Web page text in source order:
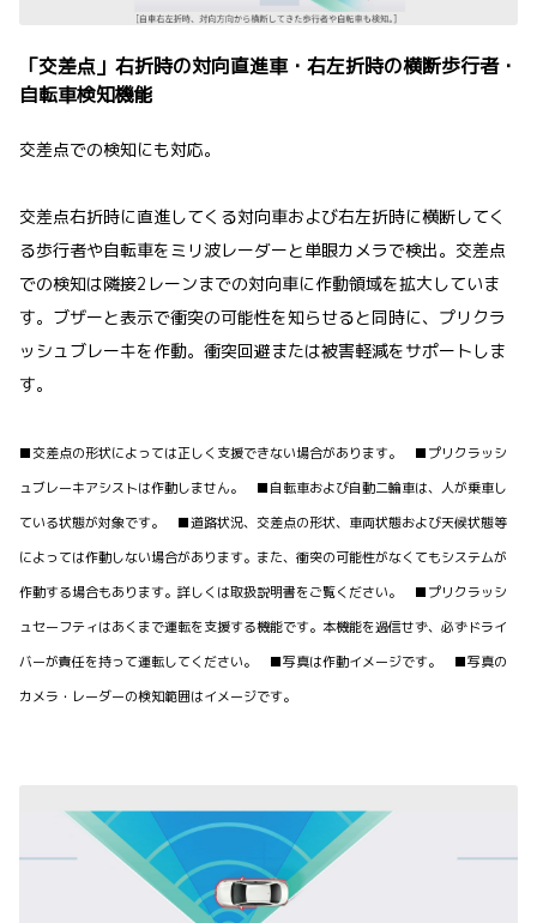
「交差点」右折時の対向直進車・右左折時の横断歩行者・
自転車検知機能
交差点での検知にも対応。
交差点右折時に直進してくる対向車および右左折時に横断してく
る歩行者や自転車をミリ波レーダーと単眼カメラで検出。交差点
での検知は隣接2レーンまでの対向車に作動領域を拡大していま
す。ブザーと表示で衝突の可能性を知らせると同時に、プリクラ
ッシュブレーキを作動。衝突回避または被害軽減をサポートしま
す。
■交差点の形状によっては正しく支援できない場合があります。 ■プリクラッシ
ュブレーキアシストは作動しません。 ■自転車および自動二輪車は、人が乗車し
ている状態が対象です。 ■道路状況、交差点の形状、車両状態および天候状態等
によっては作動しない場合があります。また、衝突の可能性がなくてもシステムが
作動する場合もあります。詳しくは取扱説明書をご覧ください。 ■プリクラッシ
ュセーフティはあくまで運転を支援する機能です。本機能を過信せず、必ずドライ
バーが責任を持って運転してください。 ■写真は作動イメージです。 ■写真の
カメラ・レーダーの検知範囲はイメージです。